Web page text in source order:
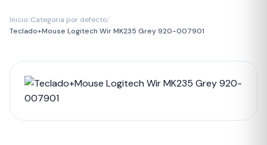
Inicio/Categoria por defecto/
Teclado+Mouse Logitech Wir MK235 Grey 920-007901